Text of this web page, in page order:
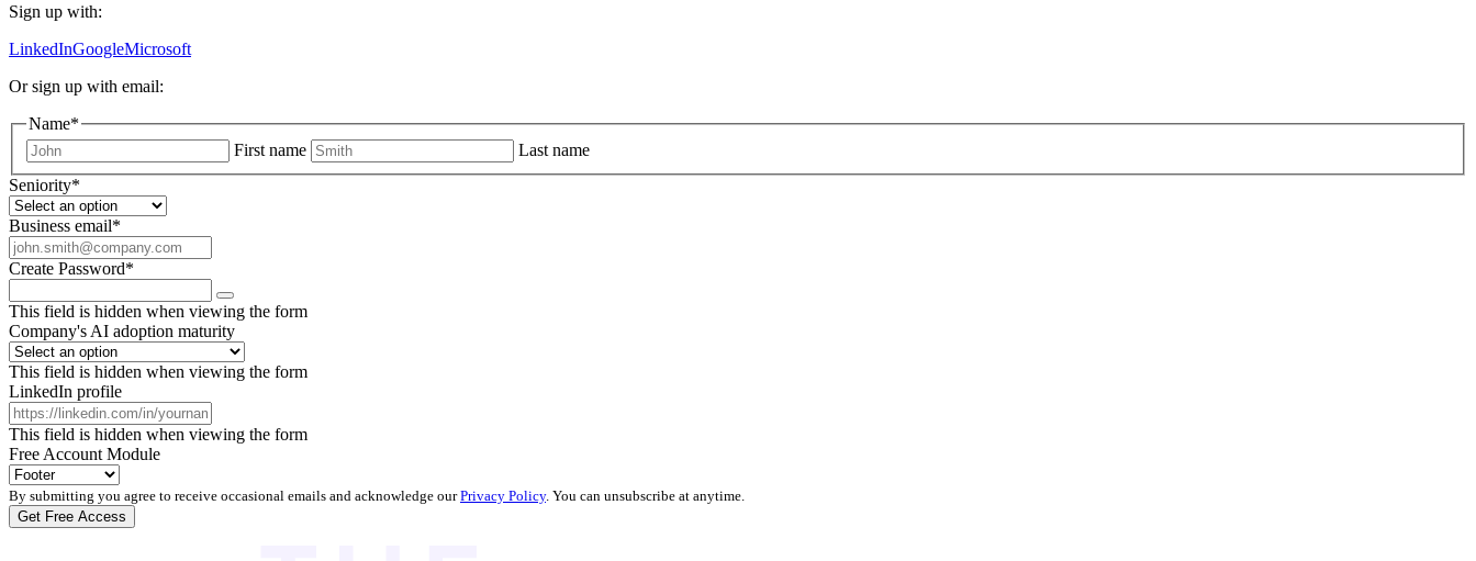
Sign up with:
LinkedInGoogleMicrosoft
Or sign up with email:
Name*
First name
Last name
Seniority*
Business email*
Create Password*
This field is hidden when viewing the form
Company's AI adoption maturity
This field is hidden when viewing the form
LinkedIn profile
This field is hidden when viewing the form
Free Account Module
By submitting you agree to receive occasional emails and acknowledge ourPrivacy Policy. You can unsubscribe at anytime.